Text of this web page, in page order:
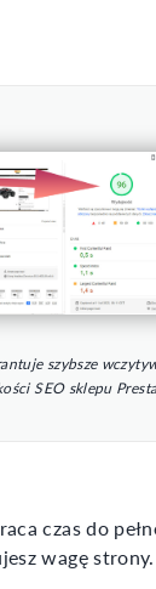
szybsze
SEO sklepu
czas do
wagę strony.